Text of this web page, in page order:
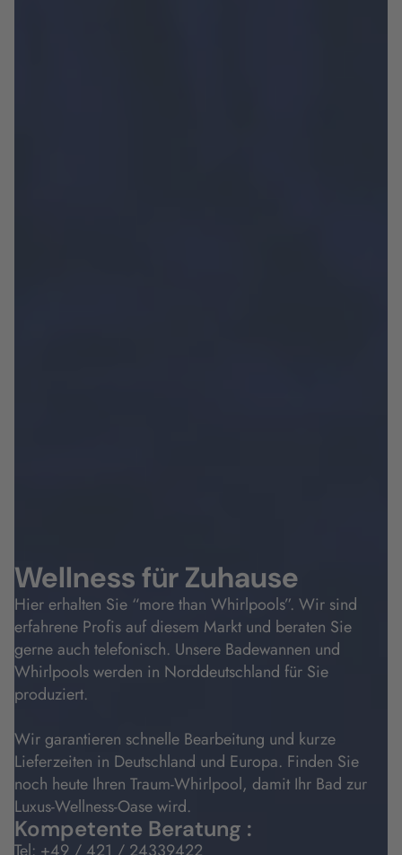
Wellness für Zuhause
Hier erhalten Sie “more than Whirlpools”. Wir sind
erfahrene Profis auf diesem Markt und beraten Sie
gerne auch telefonisch. Unsere Badewannen und
Whirlpools werden in Norddeutschland für Sie
produziert.
Wir garantieren schnelle Bearbeitung und kurze
Lieferzeiten in Deutschland und Europa. Finden Sie
noch heute Ihren Traum-Whirlpool, damit Ihr Bad zur
Luxus-Wellness-Oase wird.
Kompetente Beratung :